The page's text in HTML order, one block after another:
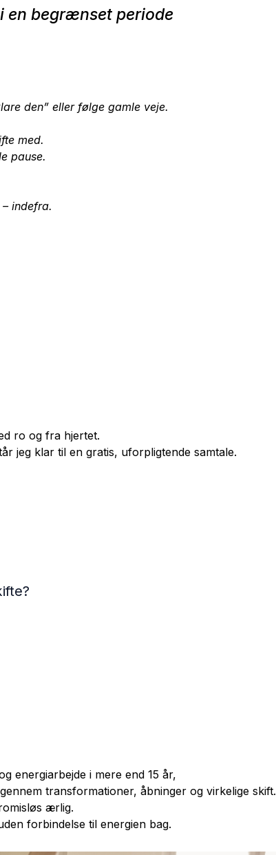
en begrænset periode
den” eller følge gamle veje.
med.
pause.
indefra.
ro og fra hjertet.
jeg klar til en gratis, uforpligtende samtale.
energiarbejde i mere end 15 år,
transformationer, åbninger og virkelige skift.
ærlig.
forbindelse til energien bag.